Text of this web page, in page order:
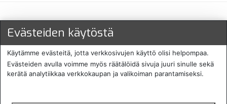
Maksu- ja toimitustavat
Evästeiden käytöstä
Käytämme evästeitä, jotta verkkosivujen käyttö olisi helpompaa.
Evästeiden avulla voimme myös räätälöidä sivuja juuri sinulle sekä
kerätä analytiikkaa verkkokaupan ja valikoiman parantamiseksi.